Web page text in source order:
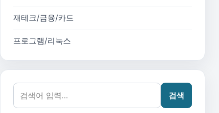
재테크/금융/카드
프로그램/리눅스
검색어:
검색